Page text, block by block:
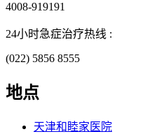
4008-919191
24小时急症治疗热线 :
(022) 5856 8555
地点
天津和睦家医院